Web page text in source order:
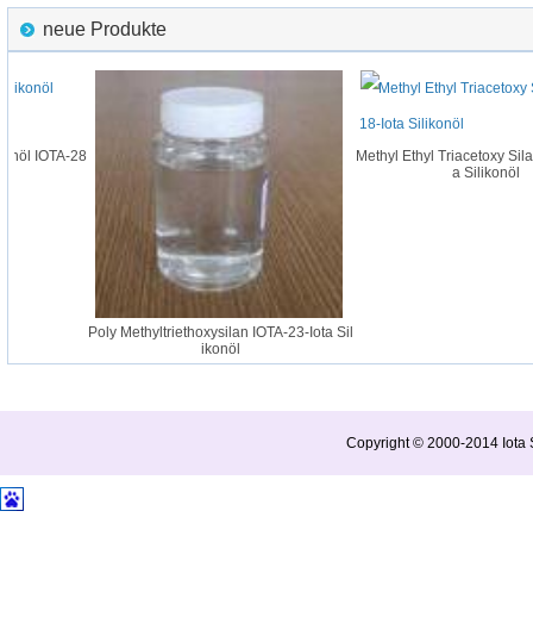
neue Produkte
IOTA-28
Poly Methyltriethoxysilan IOTA-23-Iota Sil
ikonöl
Methyl Ethyl Triacetoxy
a Silikonöl
Copyright © 2000-2014 Iota